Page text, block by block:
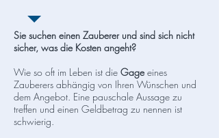
Sie suchen einen Zauberer und sind sich nicht
sicher, was die Kosten angeht?
Wie so oft im Leben ist die Gage eines
Zauberers abhängig von Ihren Wünschen und
dem Angebot. Eine pauschale Aussage zu
treffen und einen Geldbetrag zu nennen ist
schwierig.